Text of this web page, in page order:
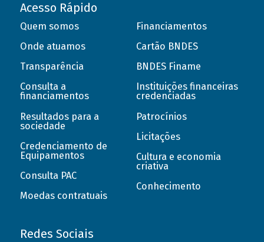
Acesso Rápido
Quem somos
Onde atuamos
Transparência
Consulta a
financiamentos
Resultados para a
sociedade
Credenciamento de
Equipamentos
Consulta PAC
Moedas contratuais
Financiamentos
Cartão BNDES
BNDES Finame
Instituições financeiras
credenciadas
Patrocínios
Licitações
Cultura e economia
criativa
Conhecimento
Redes Sociais